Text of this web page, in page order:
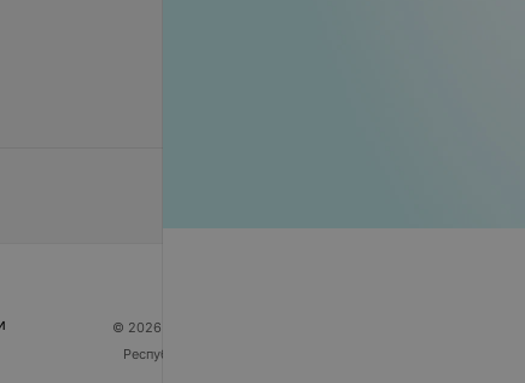
© 2026 ООО «Артокс Лаб», УНП 191700409
Республика Беларусь, г. Минск, улица Толбухина, 2,